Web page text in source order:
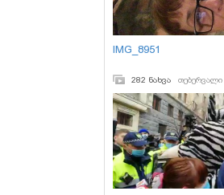
IMG_8951
282 ნახვა